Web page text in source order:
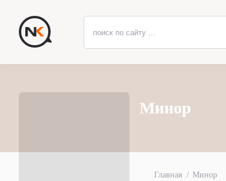
Минор
Главная Минор